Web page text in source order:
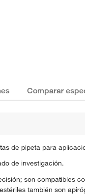
Comparar
de pipeta para
de investigación.
son compatibles
también son